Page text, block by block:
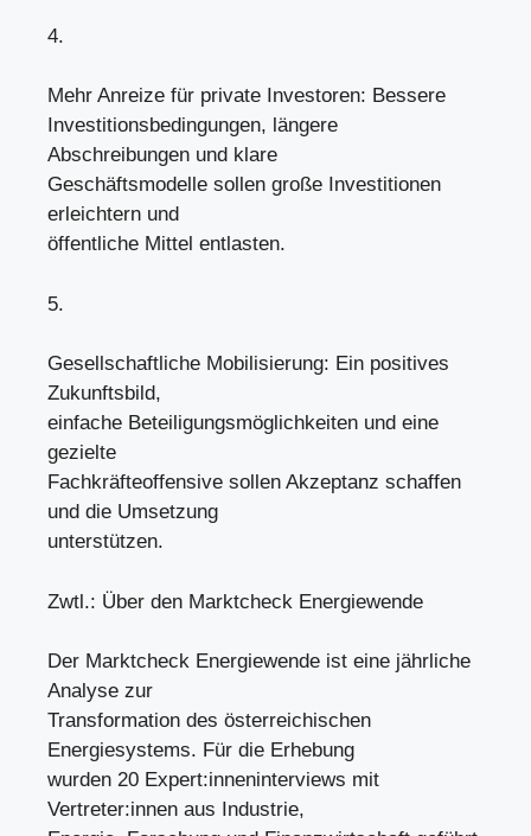
4.
Mehr Anreize für private Investoren: Bessere
Investitionsbedingungen, längere
Abschreibungen und klare
Geschäftsmodelle sollen große Investitionen
erleichtern und
öffentliche Mittel entlasten.
5.
Gesellschaftliche Mobilisierung: Ein positives
Zukunftsbild,
einfache Beteiligungsmöglichkeiten und eine
gezielte
Fachkräfteoffensive sollen Akzeptanz schaffen
und die Umsetzung
unterstützen.
Zwtl.: Über den Marktcheck Energiewende
Der Marktcheck Energiewende ist eine jährliche
Analyse zur
Transformation des österreichischen
Energiesystems. Für die Erhebung
wurden 20 Expert:inneninterviews mit
Vertreter:innen aus Industrie,